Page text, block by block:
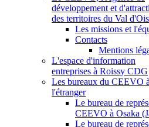
développement et
des territoires du Val
Les missions et
Contacts
Mentions
L'espace d'information
entreprises à Roissy CDG
Les bureaux du CEEVO à
l'étranger
Le bureau de
CEEVO à Osaka
Le bureau de